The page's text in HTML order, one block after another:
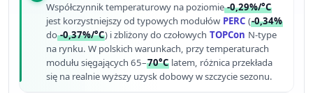
Współczynnik temperaturowy na poziomie-0,29%/°C
jest korzystniejszy od typowych modułów PERC (-0,34%
do-0,37%/°C) i zbliżony do czołowych TOPCon N-type
na rynku. W polskich warunkach, przy temperaturach
modułu sięgających 65–70°C latem, różnica przekłada
się na realnie wyższy uzysk dobowy w szczycie sezonu.